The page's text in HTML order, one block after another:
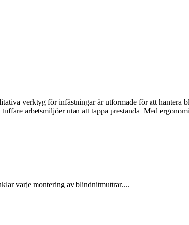
verktyg för infästningar är utformade för att hantera
arbetsmiljöer utan att tappa prestanda. Med
varje montering av blindnitmuttrar....